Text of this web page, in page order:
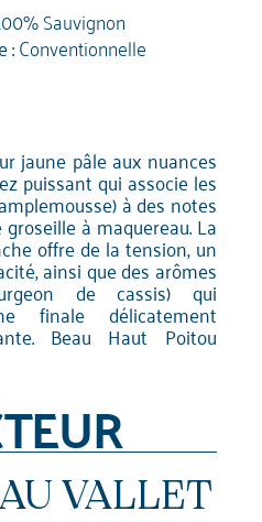
Sauvignon
:Conventionnelle
jaune pâle aux nuances
puissant qui associe les
à des notes
à maquereau. La
offre de la tension, un
ainsi que des arômes
de cassis) qui
finale délicatement
Beau Haut Poitou
VALLET